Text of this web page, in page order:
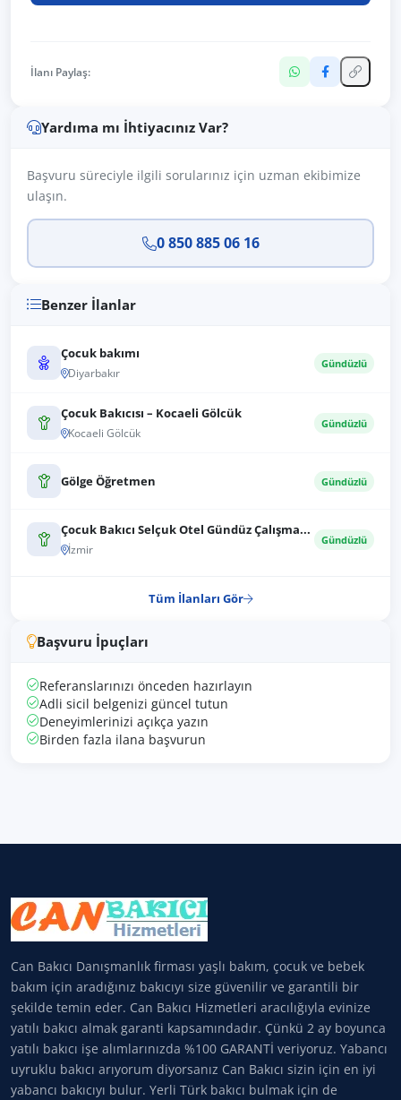
İlanı Paylaş:
Yardıma mı İhtiyacınız Var?
Başvuru süreciyle ilgili sorularınız için uzman ekibimize
ulaşın.
0 850 885 06 16
Benzer İlanlar
Çocuk bakımı
Diyarbakır
Gündüzlü
Çocuk Bakıcısı – Kocaeli Gölcük
Kocaeli Gölcük
Gündüzlü
Gölge Öğretmen Gündüzlü
Çocuk Bakıcı Selçuk Otel Gündüz Çalışma...
İzmir
Gündüzlü
Tüm İlanları Gör
Başvuru İpuçları
Referanslarınızı önceden hazırlayın
Adli sicil belgenizi güncel tutun
Deneyimlerinizi açıkça yazın
Birden fazla ilana başvurun
Can Bakıcı Danışmanlık firması yaşlı bakım, çocuk ve bebek
bakım için aradığınız bakıcıyı size güvenilir ve garantili bir
şekilde temin eder. Can Bakıcı Hizmetleri aracılığıyla evinize
yatılı bakıcı almak garanti kapsamındadır. Çünkü 2 ay boyunca
yatılı bakıcı işe alımlarınızda %100 GARANTİ veriyoruz. Yabancı
uyruklu bakıcı arıyorum diyorsanız Can Bakıcı sizin için en iyi
yabancı bakıcıyı bulur. Yerli Türk bakıcı bulmak için de